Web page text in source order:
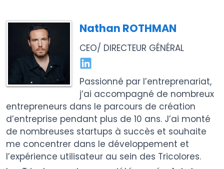
Nathan ROTHMAN
CEO/ DIRECTEUR GÉNÉRAL
Passionné par l’entreprenariat,
j’ai accompagné de nombreux
entrepreneurs dans le parcours de création
d’entreprise pendant plus de 10 ans. J’ai monté
de nombreuses startups à succès et souhaite
me concentrer dans le développement et
l’expérience utilisateur au sein des Tricolores.